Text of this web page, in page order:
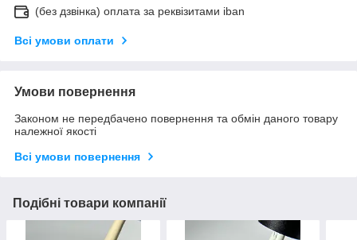
(без дзвінка) оплата за реквізитами iban
Всі умови оплати
Умови повернення
Законом не передбачено повернення та обмін даного товару
належної якості
Всі умови повернення
Подібні товари компанії